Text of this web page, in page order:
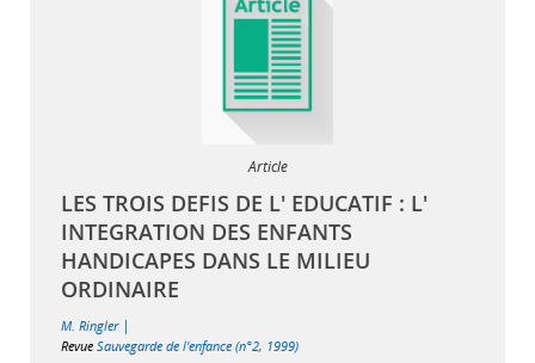
Article
LES TROIS DEFIS DE L' EDUCATIF : L'
INTEGRATION DES ENFANTS
HANDICAPES DANS LE MILIEU
ORDINAIRE
M. Ringler |
Revue Sauvegarde de l'enfance (n°2, 1999)